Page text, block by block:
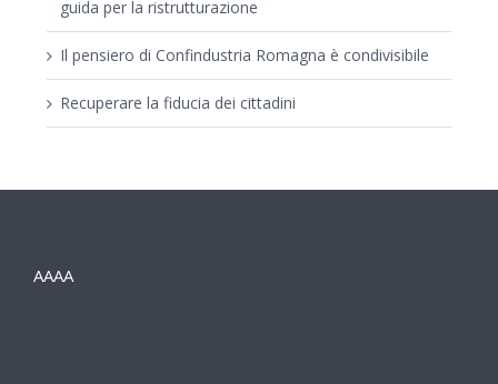
guida per la ristrutturazione
Il pensiero di Confindustria Romagna è condivisibile
Recuperare la fiducia dei cittadini
AAAA